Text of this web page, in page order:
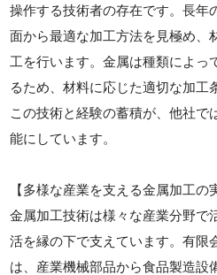
操作する技術者の存在です。長年
面から最適な加工方法を見極め、
工を行います。金属は種類によっ
るため、材料に応じた適切な加工
この技術と経験の蓄積が、他社で
能にしています。
【多様な産業を支える金属加工の
金属加工技術は様々な産業分野で
活を縁の下で支えています。有限
は、産業機械部品から食品製造設